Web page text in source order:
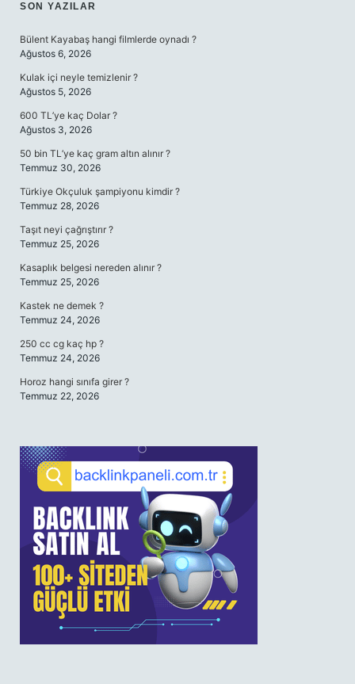
SIDEBAR
SON YAZILAR
Bülent Kayabaş hangi filmlerde oynadı ?
Ağustos 6, 2026
Kulak içi neyle temizlenir ?
Ağustos 5, 2026
600 TL’ye kaç Dolar ?
Ağustos 3, 2026
50 bin TL’ye kaç gram altın alınır ?
Temmuz 30, 2026
Türkiye Okçuluk şampiyonu kimdir ?
Temmuz 28, 2026
Taşıt neyi çağrıştırır ?
Temmuz 25, 2026
Kasaplık belgesi nereden alınır ?
Temmuz 25, 2026
Kastek ne demek ?
Temmuz 24, 2026
250 cc cg kaç hp ?
Temmuz 24, 2026
Horoz hangi sınıfa girer ?
Temmuz 22, 2026